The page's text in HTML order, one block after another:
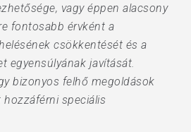
vagy éppen alacsony
fontosabb érvként a
csökkentését és a
egyensúlyának javítását.
bizonyos felhő megoldások
speciális